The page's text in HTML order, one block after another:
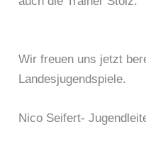
Wir freuen uns jetzt
Landesjugendspiele.
Nico Seifert-